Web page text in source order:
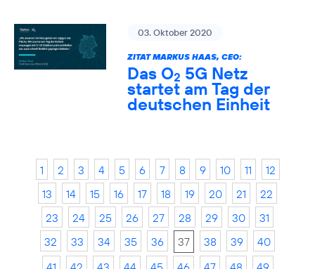
03. Oktober 2020
ZITAT MARKUS HAAS, CEO:
Das O2 5G Netz
startet am Tag der
deutschen Einheit
1 2 3 4 5 6 7 8 9 10 11
12
13
14 15 16 17 18 19 20 21
22
23
24 25 26 27 28 29 30
31
32
33 34 35 36 37 38 39
40